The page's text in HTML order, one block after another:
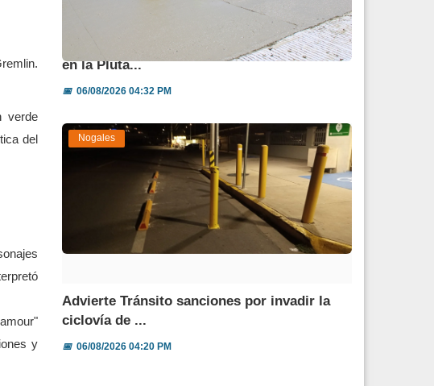
verde
del
y
Avanza 45 % obra de reparación del socavón
en la Pluta...
📅06/08/2026 04:32 PM
Nogales
Advierte Tránsito sanciones por invadir la
ciclovía de ...
📅06/08/2026 04:20 PM